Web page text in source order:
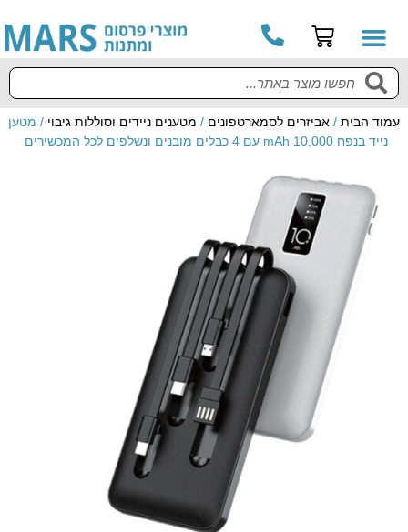
עמוד הבית / אביזרים לסמארטפונים / מטענים ניידים וסוללות גיבוי / מטען
נייד בנפח 10,000 mAh עם 4 כבלים מובנים ונשלפים לכל המכשירים